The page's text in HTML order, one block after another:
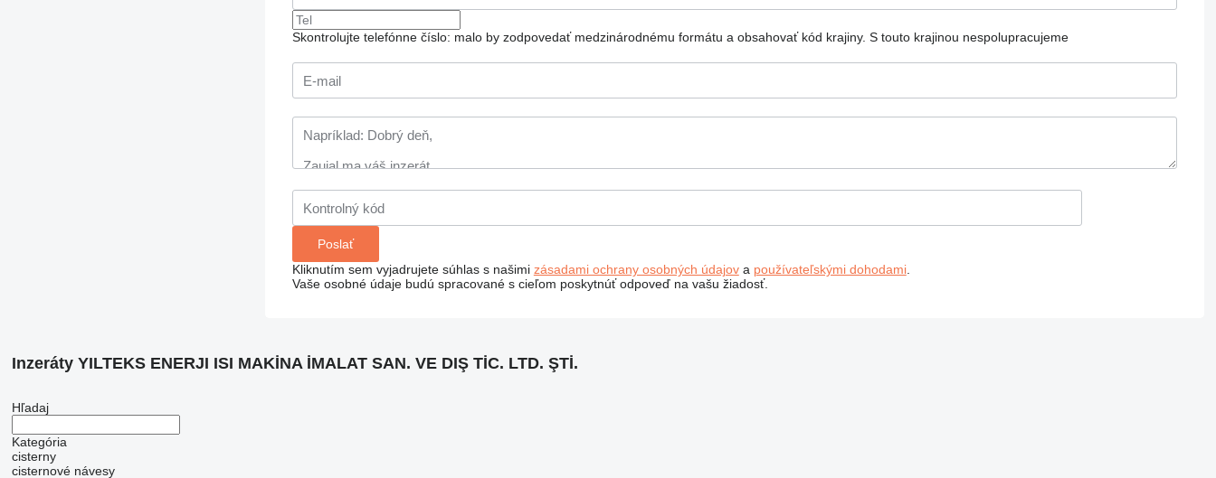
Skontrolujte telefónne číslo: malo by zodpovedať medzinárodnému formátu a obsahovať kód krajiny. S touto krajinou nespolupracujeme
Kliknutím sem vyjadrujete súhlas s našimi zásadami ochrany osobných údajova používateľskými dohodami.
Vaše osobné údaje budú spracované s cieľom poskytnúť odpoveď na vašu žiadosť.
Inzeráty YILTEKS ENERJI ISI MAKİNA İMALAT SAN. VE DIŞ TİC. LTD. ŞTİ.
Hľadaj
Kategória
cisterny
cisternové návesy